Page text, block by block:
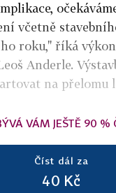
včetně
roku," říká
Anderle.
na přelomu
VÁM JEŠTĚ 90 %
Číst dál za
40 Kč